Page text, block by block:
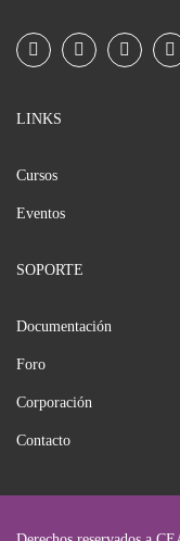
LINKS
Cursos
Eventos
SOPORTE
Documentación
Foro
Corporación
Contacto